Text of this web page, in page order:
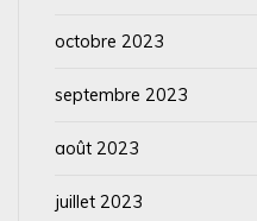
octobre 2023
septembre 2023
août 2023
juillet 2023